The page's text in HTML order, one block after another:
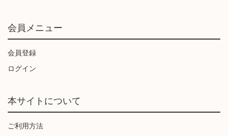
会員メニュー
会員登録
ログイン
本サイトについて
ご利用方法